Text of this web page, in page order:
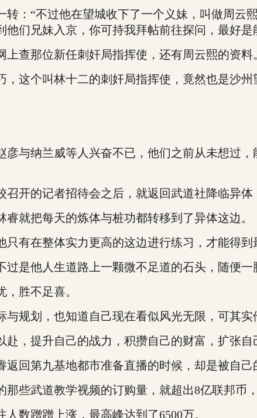
“不过他在望城收下了一个义妹，叫做周云
他们兄妹入京，你可持我拜帖前往探问，最好
查那位新任刺奸局指挥使，还有周云熙的资料
个叫林十二的刺奸局指挥使，竟然也是沙州
纳兰威等人兴奋不已，他们之前从未想过，
的记者招待会之后，就返回武道社降临异体
就把每天的炼体与桩功都转移到了异体这边。
在整体实力更高的这边进行练习，才能得到
他人生道路上一颗微不足道的石头，随便一
胜不足喜。
划，也知道自己现在看似风光无限，可其实
提升自己的战力，积攒自己的财富，扩张自
第九基地都市准备直播的时候，却是被自己
武道教学视频的订购量，就超出8亿联邦币，
蹭蹭上涨，最高峰达到了6500万。